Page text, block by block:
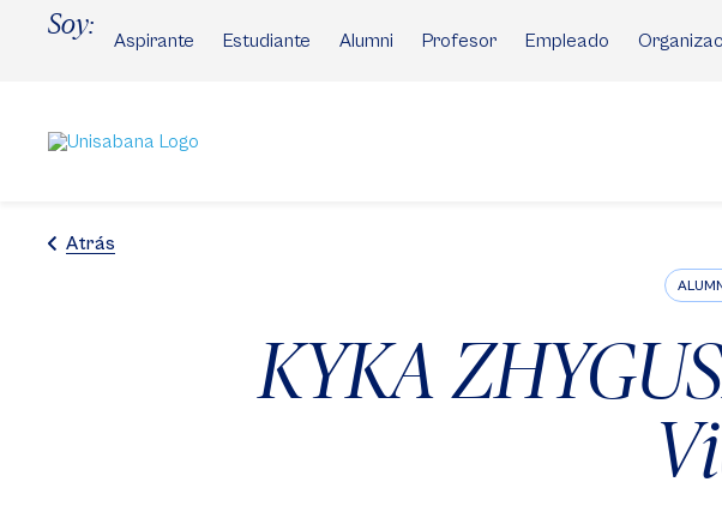
Soy:
Aspirante Estudiante Alumni Profesor Empleado
Atrás
KYKA